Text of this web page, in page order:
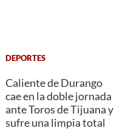
DEPORTES
Caliente de Durango
cae en la doble jornada
ante Toros de Tijuana y
sufre una limpia total